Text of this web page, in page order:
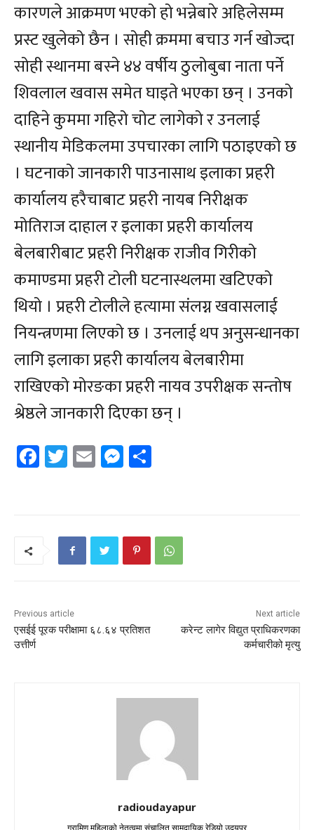
कारणले आक्रमण भएको हो भन्नेबारे अहिलेसम्म
प्रस्ट खुलेको छैन । सोही क्रममा बचाउ गर्न खोज्दा
सोही स्थानमा बस्ने ४४ वर्षीय ठुलोबुबा नाता पर्ने
शिवलाल खवास समेत घाइते भएका छन् । उनको
दाहिने कुममा गहिरो चोट लागेको र उनलाई
स्थानीय मेडिकलमा उपचारका लागि पठाइएको छ
। घटनाको जानकारी पाउनासाथ इलाका प्रहरी
कार्यालय हरैचाबाट प्रहरी नायब निरीक्षक
मोतिराज दाहाल र इलाका प्रहरी कार्यालय
बेलबारीबाट प्रहरी निरीक्षक राजीव गिरीको
कमाण्डमा प्रहरी टोली घटनास्थलमा खटिएको
थियो । प्रहरी टोलीले हत्यामा संलग्न खवासलाई
नियन्त्रणमा लिएको छ । उनलाई थप अनुसन्धानका
लागि इलाका प्रहरी कार्यालय बेलबारीमा
राखिएको मोरङका प्रहरी नायव उपरीक्षक सन्तोष
श्रेष्ठले जानकारी दिएका छन् ।
Facebook
Twitter
EmailMessenger
Previous article
एसईई पूरक परीक्षामा ६८.६४ प्रतिशत
उत्तीर्ण
Next article
करेन्ट लागेर विद्युत प्राधिकरणका
कर्मचारीको मृत्यु
radioudayapur
ग्रामिण महिलाको नेतृत्वमा संचालित सामुदायिक रेडियो उदयपुर